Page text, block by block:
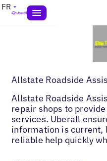
FR
Allstate Roadside
Allstate Roadside
repair shops to
services. Uberall
information is current,
reliable help quickly